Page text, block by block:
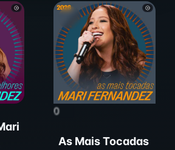
0
As Mais Tocadas